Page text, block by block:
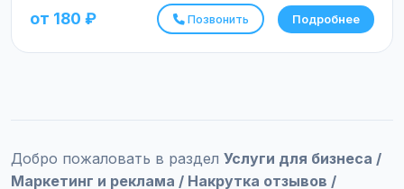
от 180 ₽ Позвонить Подробнее
Добро пожаловать в раздел Услуги для бизнеса /
Маркетинг и реклама / Накрутка отзывов /